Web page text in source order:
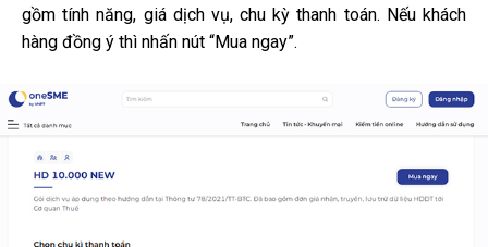
gồm tính năng, giá dịch vụ, chu kỳ thanh toán. Nếu khách
hàng đồng ý thì nhấn nút “Mua ngay”.